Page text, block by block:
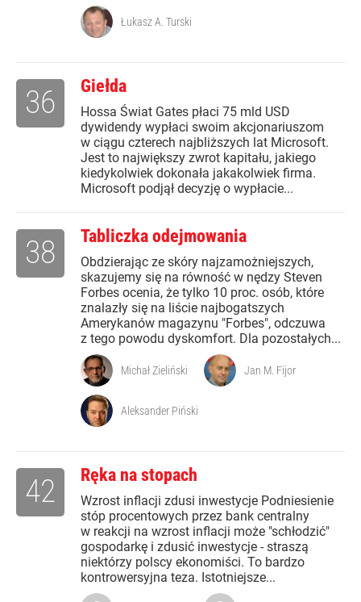
Łukasz A. Turski
Giełda
Hossa Świat Gates płaci 75 mld USD
dywidendy wypłaci swoim akcjonariuszom
w ciągu czterech najbliższych lat Microsoft.
Jest to największy zwrot kapitału, jakiego
kiedykolwiek dokonała jakakolwiek firma.
Microsoft podjął decyzję o wypłacie...
36
Tabliczka odejmowania
Obdzierając ze skóry najzamożniejszych,
skazujemy się na równość w nędzy Steven
Forbes ocenia, że tylko 10 proc. osób, które
znalazły się na liście najbogatszych
Amerykanów magazynu "Forbes", odczuwa
z tego powodu dyskomfort. Dla pozostałych...
38
Michał Zieliński Jan M. Fijor
Aleksander Piński
Ręka na stopach
Wzrost inflacji zdusi inwestycje Podniesienie
stóp procentowych przez bank centralny
w reakcji na wzrost inflacji może "schłodzić"
gospodarkę i zdusić inwestycje - straszą
niektórzy polscy ekonomiści. To bardzo
kontrowersyjna teza. Istotniejsze...
42